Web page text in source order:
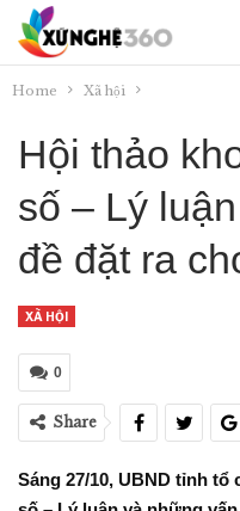
Home Xã hội
Hội thảo
số – Lý
đề đặt ra
XÃ HỘI
0
Share
Sáng 27/10, UBND tỉnh